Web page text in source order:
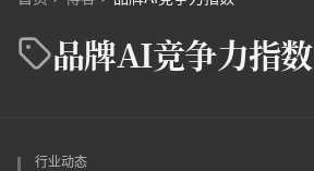
品牌AI竞争力指数
行业动态